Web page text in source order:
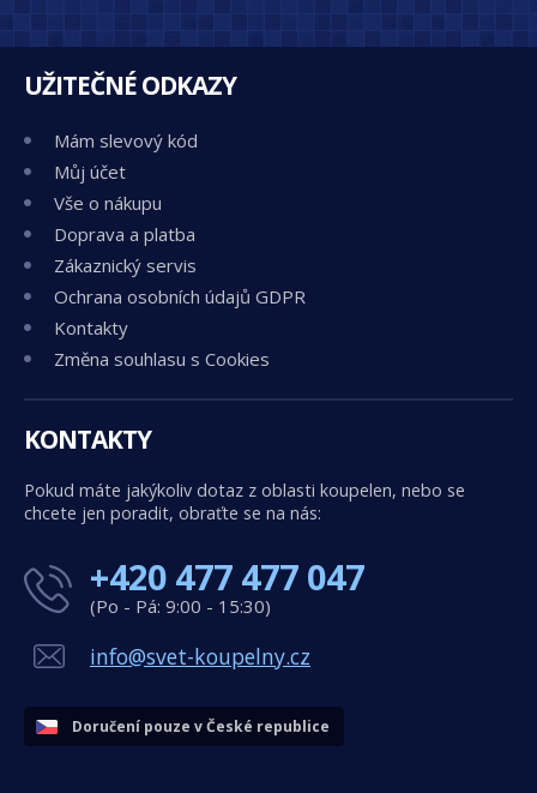
UŽITEČNÉ ODKAZY
Mám slevový kód
Můj účet
Vše o nákupu
Doprava a platba
Zákaznický servis
Ochrana osobních údajů GDPR
Kontakty
Změna souhlasu s Cookies
KONTAKTY
Pokud máte jakýkoliv dotaz z oblasti koupelen, nebo se
chcete jen poradit, obraťte se na nás:
+420 477 477 047
(Po - Pá: 9:00 - 15:30)
info@svet-koupelny.cz
Doručení pouze v České republice